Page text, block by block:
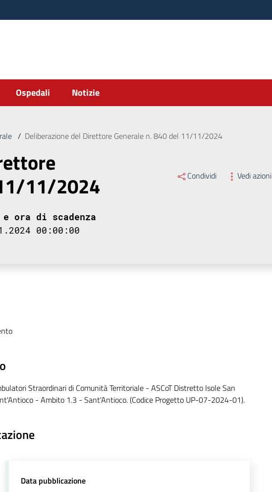
Ospedali Notizie
/ Deliberazione del Direttore Generale n. 840 del 11/11/2024
11/2024 Condividi Vedi azioni
e ora di scadenza
00:00:00
Straordinari di Comunità Territoriale - ASCoT Distretto Isole San
- Ambito 1.3 - Sant'Antioco. (Codice Progetto UP-07-2024-01).
Data pubblicazione